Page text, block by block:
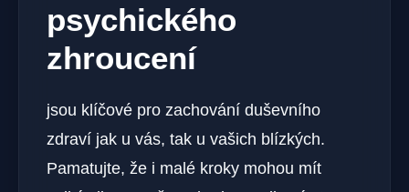
psychického
zhroucení
jsou klíčové pro zachování duševního
zdraví jak u vás, tak ⁤u vašich blízkých.
Pamatujte,‍ že i malé kroky mohou mít